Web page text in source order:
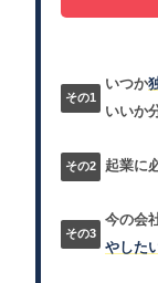
いつか
いいか
起業に
今の会
やした